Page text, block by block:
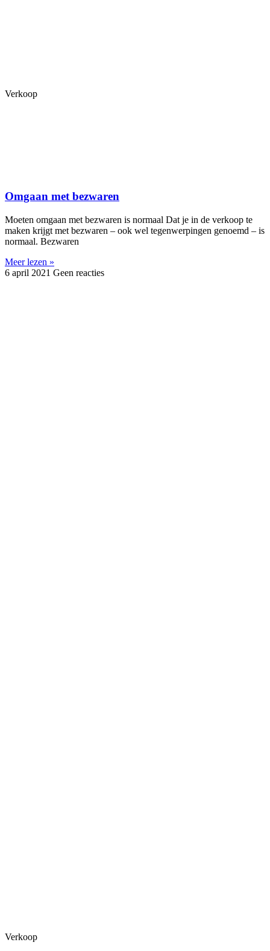
Verkoop
Omgaan met bezwaren
Moeten omgaan met bezwaren is normaal Dat je in de verkoop te
maken krijgt met bezwaren – ook wel tegenwerpingen genoemd – is
normaal. Bezwaren
Meer lezen »
6 april 2021 Geen reacties
Verkoop